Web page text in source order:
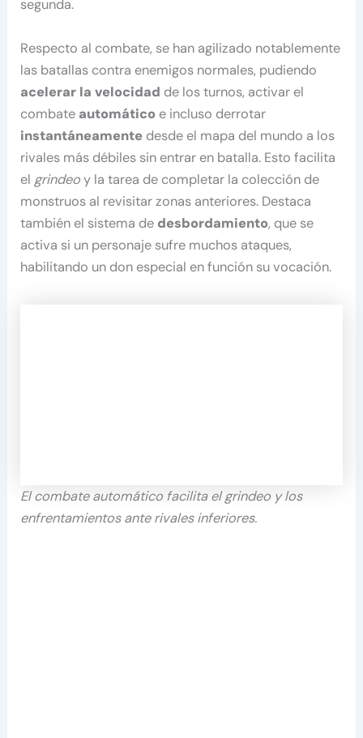
segunda.
Respecto al combate, se han agilizado notablemente
las batallas contra enemigos normales, pudiendo
acelerar la velocidad de los turnos, activar el
combate automático e incluso derrotar
instantáneamente desde el mapa del mundo a los
rivales más débiles sin entrar en batalla. Esto facilita
el grindeoy la tarea de completar la colección de
monstruos al revisitar zonas anteriores. Destaca
también el sistema de desbordamiento, que se
activa si un personaje sufre muchos ataques,
habilitando un don especial en función su vocación.
El combate automático facilita el grindeo y los
enfrentamientos ante rivales inferiores.